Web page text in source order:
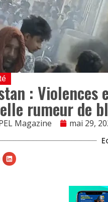
: Violences
rumeur de
Magazine mai 29,